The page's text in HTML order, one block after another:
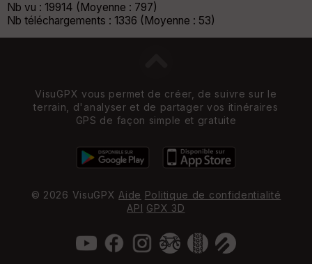
Nb vu : 19914 (Moyenne : 797)
Nb téléchargements : 1336 (Moyenne : 53)
VisuGPX vous permet de créer, de suivre sur le
terrain, d'analyser et de partager vos itinéraires
GPS de façon simple et gratuite
© 2026 VisuGPX Aide Politique de confidentialité
API GPX 3D